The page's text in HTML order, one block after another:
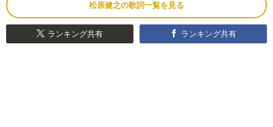
松原健之の歌詞一覧を見る
ランキング共有 ランキング共有